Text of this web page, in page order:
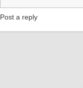
Post a reply